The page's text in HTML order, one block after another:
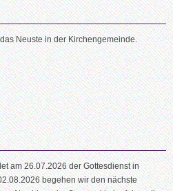
Neuste in der Kirchengemeinde.
am 26.07.2026 der Gottesdienst in
begehen wir den nächste